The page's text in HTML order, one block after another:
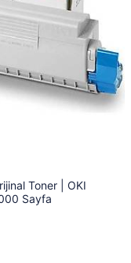
Toner | OKI
Sayfa